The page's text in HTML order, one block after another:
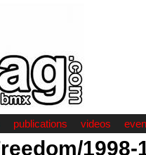
publications videos
1998-